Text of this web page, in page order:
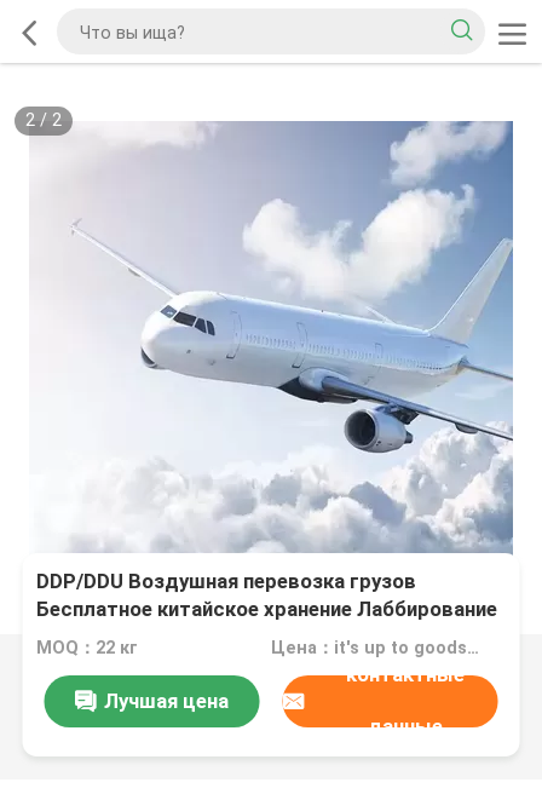
2/ 2
DDP/DDU Воздушная перевозка грузов
Бесплатное китайское хранение Лаббирование
Перепаковка
MOQ：22 кг Цена：it's up to goods' weight
Лучшая цена
контактные
данные